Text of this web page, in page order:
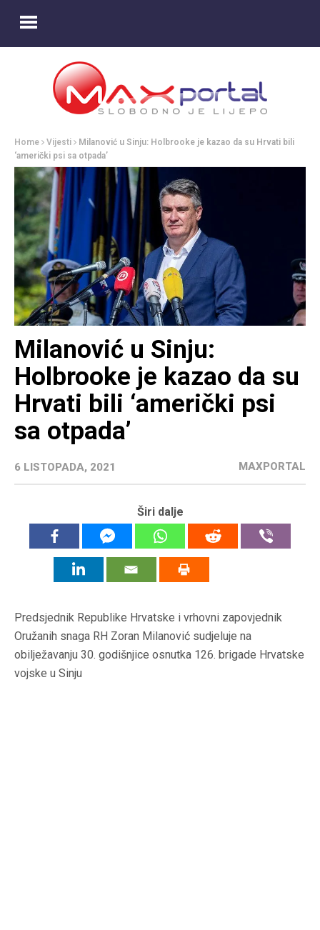
Home Vijesti
Milanović u Sinju: Holbrooke je kazao da su Hrvati bili
‘američki psi sa otpada’
Milanović u Sinju:
Holbrooke je kazao da su
Hrvati bili ‘američki psi
sa otpada’
6 LISTOPADA, 2021 MAXPORTAL
Širi dalje
Predsjednik Republike Hrvatske i vrhovni zapovjednik
Oružanih snaga RH Zoran Milanović sudjeluje na
obilježavanju 30. godišnjice osnutka 126. brigade Hrvatske
vojske u Sinju